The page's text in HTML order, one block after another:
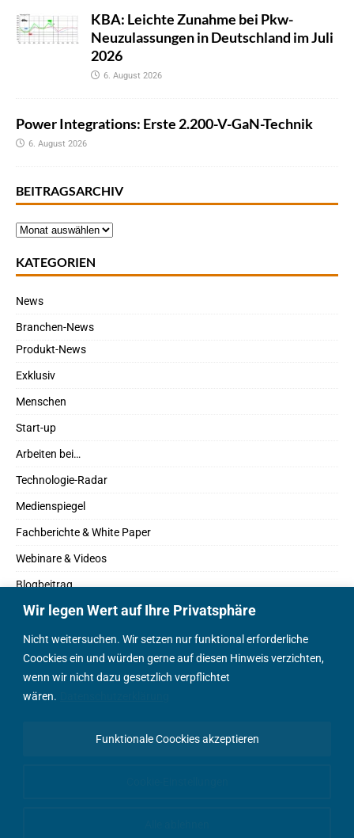
Wir legen Wert auf Ihre Privatsphäre
Nicht weitersuchen. Wir setzen nur funktional erforderliche
Coockies ein und würden gerne auf diesen Hinweis verzichten,
wenn wir nicht dazu gesetzlich verpflichtet
wären.
Funktionale Coockies akzeptieren
KBA: Leichte Zunahme bei Pkw-
Neuzulassungen in Deutschland im Juli
2026
6. August 2026
Power Integrations: Erste 2.200-V-GaN-Technik
6. August 2026
BEITRAGSARCHIV
KATEGORIEN
News
Branchen-News
Produkt-News
Exklusiv
Menschen
Start-up
Arbeiten bei…
Technologie-Radar
Medienspiegel
Fachberichte & White Paper
Webinare & Videos
Blogbeitrag
Fachbücher
Marktreport
Podcasts
Positionspapier
English Content